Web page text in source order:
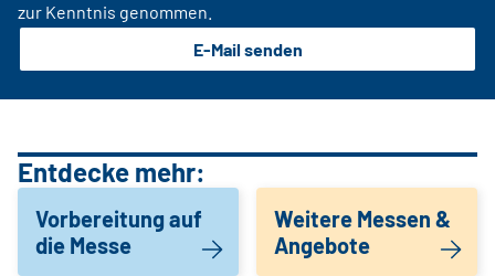
zur Kenntnis genommen.
E-Mail senden
Entdecke mehr:
Vorbereitung auf
die Messe
Weitere Messen &
Angebote